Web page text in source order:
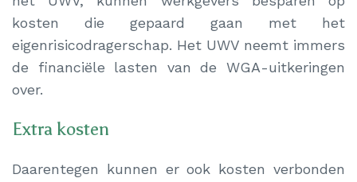
kosten die gepaard gaan met het
eigenrisicodragerschap. Het UWV neemt immers
de financiële lasten van de WGA-uitkeringen
over.
Extra kosten
Daarentegen kunnen er ook kosten verbonden